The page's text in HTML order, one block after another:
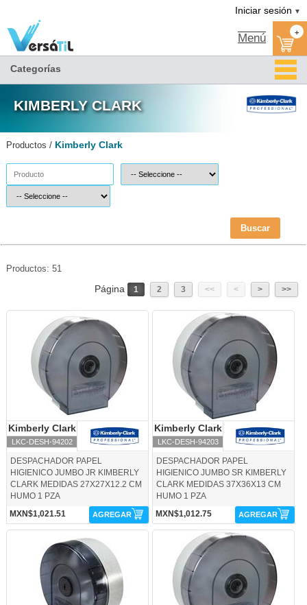
Iniciar sesión ▼
Menú +
Categorías
KIMBERLY CLARK
Productos / Kimberly Clark
Buscar
Productos: 51
Página 1 2 3 << < > >>
LKC-DESH-94202-Kimberly Clark
Kimberly Clark
LKC-DESH-94202
Kimberly Clark
DESPACHADOR PAPEL
HIGIENICO JUMBO JR KIMBERLY
CLARK MEDIDAS 27X27X12.2 CM
HUMO 1 PZA
MXN$1,021.51
AGREGAR
LKC-DESH-94203-Kimberly Clark
Kimberly Clark
LKC-DESH-94203
Kimberly Clark
DESPACHADOR PAPEL
HIGIENICO JUMBO SR KIMBERLY
CLARK MEDIDAS 37X36X13 CM
HUMO 1 PZA
MXN$1,012.75
AGREGAR
LKC-DESH-94208-Kimberly Clark